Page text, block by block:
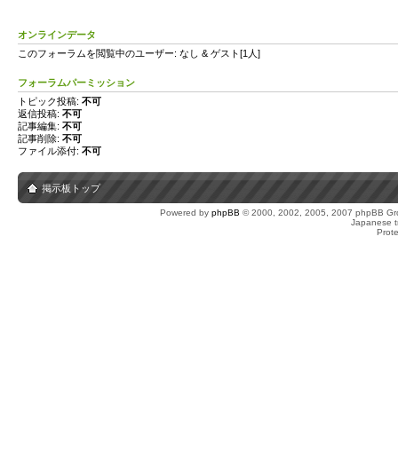
オンラインデータ
このフォーラムを閲覧中のユーザー: なし & ゲスト[1人]
フォーラムパーミッション
トピック投稿: 不可
返信投稿: 不可
記事編集: 不可
記事削除: 不可
ファイル添付: 不可
掲示板トップ
Powered by phpBB © 2000, 2002, 2005, 2007 phpBB
Japanese